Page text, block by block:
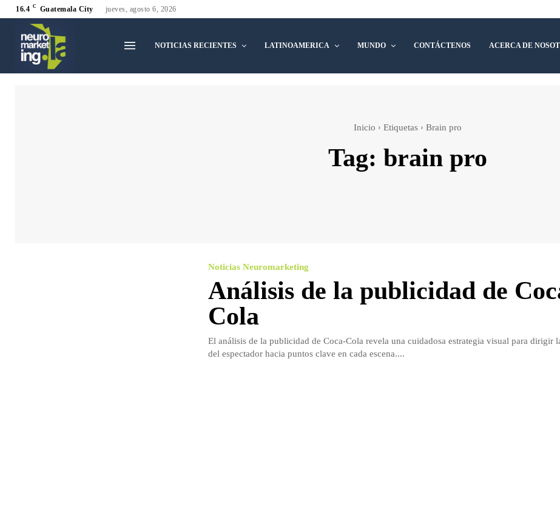
16.4 C Guatemala City jueves, agosto 6, 2026
NOTICIAS RECIENTES LATINOAMERICA MUNDO CONTÁCTENOS ACERCA DE
Inicio Etiquetas Brain pro
Tag: brain pro
Noticias Neuromarketing
Análisis de la publicidad de
Cola
El análisis de la publicidad de Coca-Cola revela una cuidadosa estrategia visual para dirigir
del espectador hacia puntos clave en cada escena....